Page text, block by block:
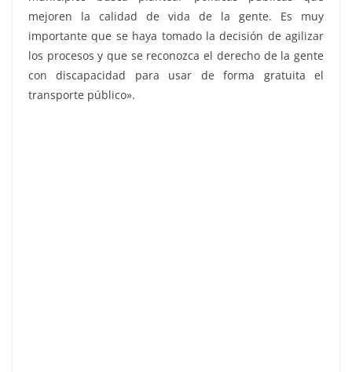
mejoren la calidad de vida de la gente. Es muy
importante que se haya tomado la decisión de agilizar
los procesos y que se reconozca el derecho de la gente
con discapacidad para usar de forma gratuita el
transporte público».